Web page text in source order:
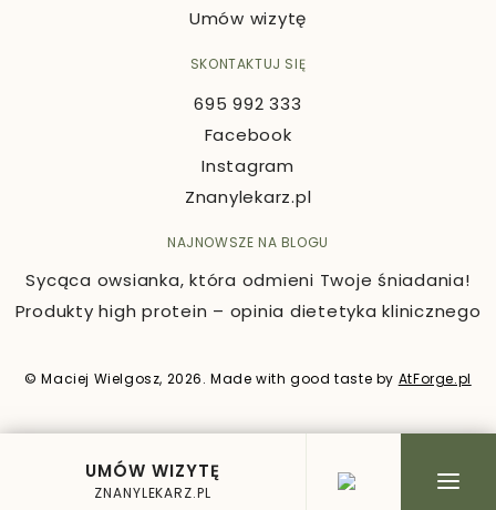
UMÓW WIZYTĘ
ZNANYLEKARZ.PL
Umów wizytę
SKONTAKTUJ SIĘ
695 992 333
Facebook
Instagram
Znanylekarz.pl
NAJNOWSZE NA BLOGU
Sycąca owsianka, która odmieni Twoje śniadania!
Produkty high protein – opinia dietetyka klinicznego
© Maciej Wielgosz, 2026. Made with good taste by AtForge.pl